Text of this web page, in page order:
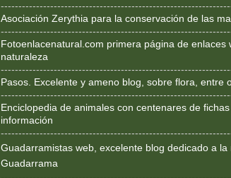
Asociación Zerythia para la conservación de las
Fotoenlacenatural.com primera página de enlaces
naturaleza
Pasos. Excelente y ameno blog, sobre flora, entre
Enciclopedia de animales con centenares de
información
Guadarramistas web, excelente blog dedicado a la
Guadarrama